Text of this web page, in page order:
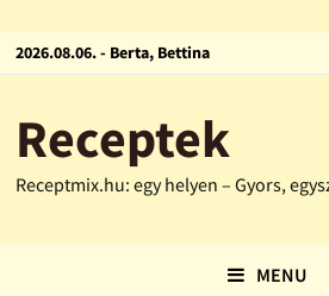
2026.08.06. - Berta, Bettina
Receptek
Receptmix.hu: egy helyen – Gyors,
MENU